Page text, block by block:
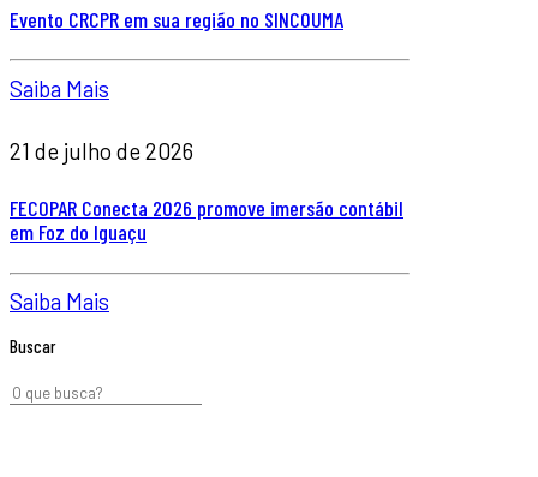
Evento CRCPR em sua região no SINCOUMA
Saiba Mais
21 de julho de 2026
FECOPAR Conecta 2026 promove imersão contábil
em Foz do Iguaçu
Saiba Mais
Buscar